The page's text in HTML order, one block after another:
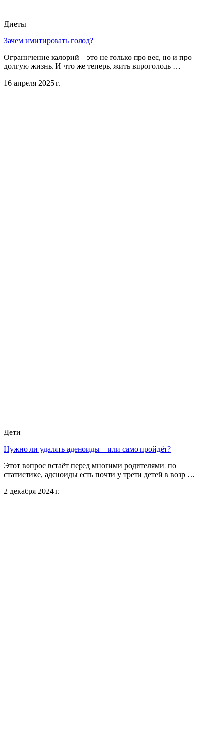
Диеты
Зачем имитировать голод?
Ограничение калорий – это не только про вес, но и про
долгую жизнь. И что же теперь, жить впроголодь …
16 апреля 2025 г.
Дети
Нужно ли удалять аденоиды – или само пройдёт?
Этот вопрос встаёт перед многими родителями: по
статистике, аденоиды есть почти у трети детей в возр …
2 декабря 2024 г.